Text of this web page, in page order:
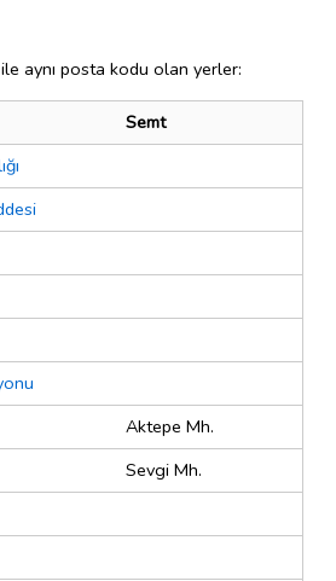
aynı posta kodu olan yerler:
Semt
Aktepe Mh.
Sevgi Mh.